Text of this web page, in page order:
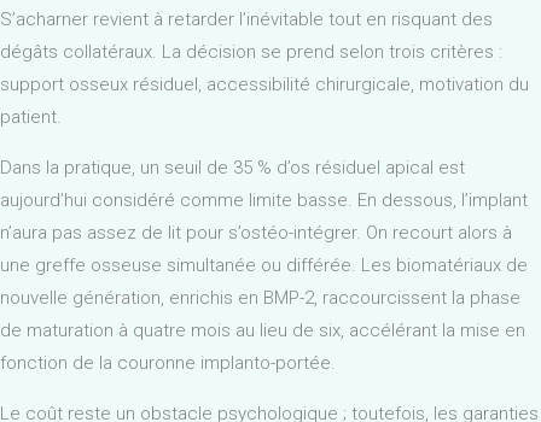
S’acharner revient à retarder l’inévitable tout en risquant des
dégâts collatéraux. La décision se prend selon trois critères :
support osseux résiduel, accessibilité chirurgicale, motivation du
patient.
Dans la pratique, un seuil de 35 % d’os résiduel apical est
aujourd’hui considéré comme limite basse. En dessous, l’implant
n’aura pas assez de lit pour s’ostéo-intégrer. On recourt alors à
une greffe osseuse simultanée ou différée. Les biomatériaux de
nouvelle génération, enrichis en BMP-2, raccourcissent la phase
de maturation à quatre mois au lieu de six, accélérant la mise en
fonction de la couronne implanto-portée.
Le coût reste un obstacle psychologique ; toutefois, les garanties